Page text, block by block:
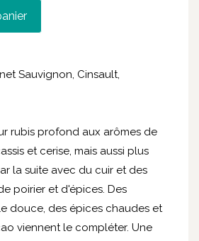
Sauvignon, Cinsault,
rubis profond aux arômes de
et cerise, mais aussi plus
la suite avec du cuir et des
poirier et d'épices. Des
douce, des épices chaudes et
viennent le compléter. Une